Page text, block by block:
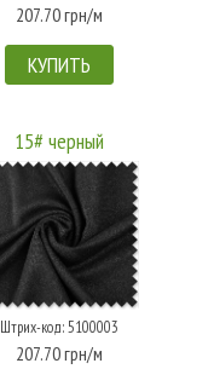
207.70 грн/м
КУПИТЬ
15# черный
Штрих-код: 5100003
207.70 грн/м